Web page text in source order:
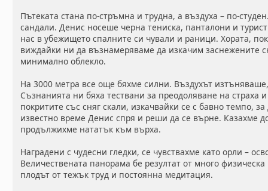
Пътеката стана по-стръмна и трудна, а въздуха – по-
сандали. Денис носеше черна тениска, панталони и
нас в убежището спалните си чували и раници. Хората,
виждайки ни да възнамеряваме да изкачим заснежените
минимално облекло.
На 3000 метра все още бяхме силни. Въздухът
Съзнанията ни бяха тествани за преодоляване на страха
покритите със сняг скали, изкачвайки се с бавно темпо,
известно време Денис спря и реши да се върне. Казахме
продължихме нататък към върха.
Наградени с чудесни гледки, се чувствахме като орли –
Величествената панорама бе резултат от много
плодът от тежък труд и постоянна медитация.